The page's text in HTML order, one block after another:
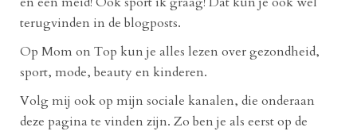
terugvinden in de blogposts.
Op Mom on Top kun je alles lezen over gezondheid,
sport, mode, beauty en kinderen.
Volg mij ook op mijn sociale kanalen, die onderaan
deze pagina te vinden zijn. Zo ben je als eerst op de